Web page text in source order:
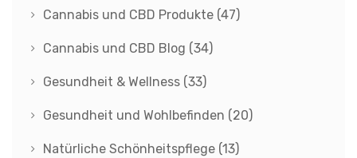
Cannabis und CBD Produkte (47)
Cannabis und CBD Blog (34)
Gesundheit & Wellness (33)
Gesundheit und Wohlbefinden (20)
Natürliche Schönheitspflege (13)